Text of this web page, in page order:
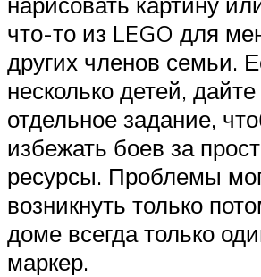
что-то из LEGO для
других членов семьи.
несколько детей,
отдельное задание,
избежать боев за
ресурсы. Проблемы
возникнуть только
доме всегда только
маркер.